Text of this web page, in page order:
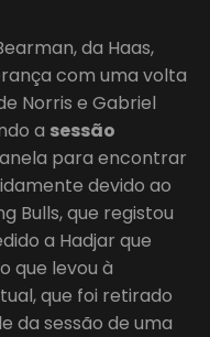
da Haas,
com uma volta
Norris e Gabriel
a sessão
para encontrar
devido ao
Bulls, que registou
a Hadjar que
que levou à
que foi retirado
da sessão de uma